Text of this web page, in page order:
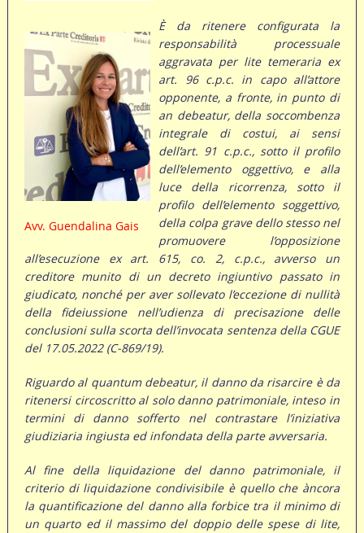
Avv. Guendalina Gais
È da ritenere configurata la
responsabilità processuale
aggravata per lite temeraria ex
art. 96 c.p.c. in capo all’attore
opponente, a fronte, in punto di
an debeatur, della soccombenza
integrale di costui, ai sensi
dell’art. 91 c.p.c., sotto il profilo
dell’elemento oggettivo, e alla
luce della ricorrenza, sotto il
profilo dell’elemento soggettivo,
della colpa grave dello stesso nel
promuovere l’opposizione
all’esecuzione ex art. 615, co. 2, c.p.c., avverso un
creditore munito di un decreto ingiuntivo passato in
giudicato, nonché per aver sollevato l’eccezione di nullità
della fideiussione nell’udienza di precisazione delle
conclusioni sulla scorta dell’invocata sentenza della CGUE
del 17.05.2022 (C-869/19).
Riguardo al quantum debeatur, il danno da risarcire è da
ritenersi circoscritto al solo danno patrimoniale, inteso in
termini di danno sofferto nel contrastare l’iniziativa
giudiziaria ingiusta ed infondata della parte avversaria.
Al fine della liquidazione del danno patrimoniale, il
criterio di liquidazione condivisibile è quello che àncora
la quantificazione del danno alla forbice tra il minimo di
un quarto ed il massimo del doppio delle spese di lite,